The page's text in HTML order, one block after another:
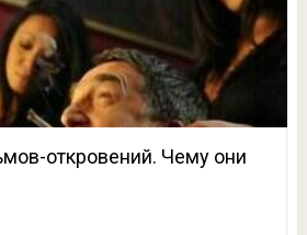
откровений. Чему они